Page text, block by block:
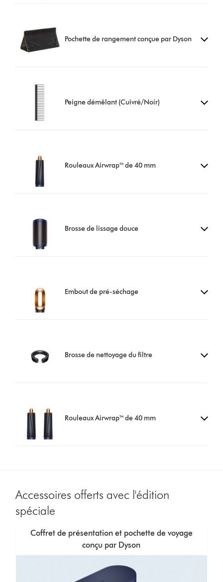
Pochette de rangement conçue par Dyson
Peigne démêlant (Cuivré/Noir)
Rouleaux Airwrap™ de 40 mm
Brosse de lissage douce
Embout de pré-séchage
Brosse de nettoyage du filtre
Rouleaux Airwrap™ de 40 mm
Accessoires offerts avec l'édition
spéciale
Coffret de présentation et pochette de voyage
conçu par Dyson